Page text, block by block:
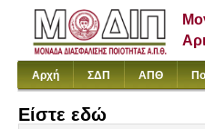
Αρχή ΣΔΠ ΑΠΘ
Είστε εδώ